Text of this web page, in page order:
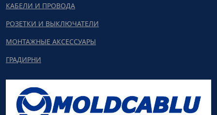
КАБЕЛИ И ПРОВОДА
РОЗЕТКИ И ВЫКЛЮЧАТЕЛИ
МОНТАЖНЫЕ АКСЕССУАРЫ
ГРАДИРНИ